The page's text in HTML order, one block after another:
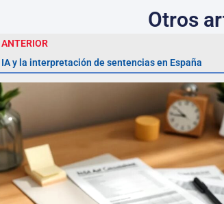
Otros
ANTERIOR
IA y la interpretación de sentencias en España